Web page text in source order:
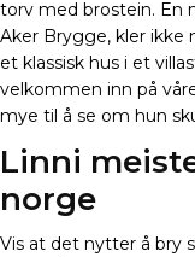
torv med brostein. En
Aker Brygge, kler ikke
et klassisk hus i et
velkommen inn på
mye til å se om hun
Linni
norge
Vis at det nytter å bry